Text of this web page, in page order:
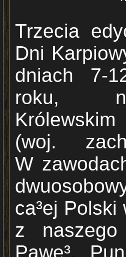
Trzecia
Dni
dniach 7-
roku,
(woj.
W
ca³ej
z
Pawe³.